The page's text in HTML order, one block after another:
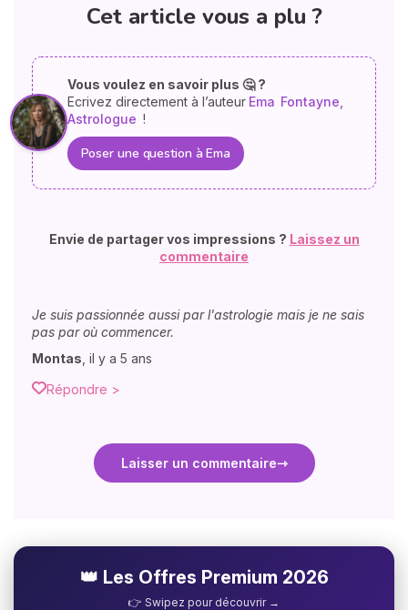
Cet article vous a plu ?
Vous voulez en savoir plus 🤔 ?
Ecrivez directement à l’auteur Ema Fontayne,
Astrologue !
Poser une question à Ema
Envie de partager vos impressions ? Laissez un
commentaire
Je suis passionnée aussi par l'astrologie mais je ne sais
pas par où commencer.
Montas il y a 5 ans
Répondre >
Laisser un commentaire
👑 Les Offres Premium 2026
👉 Swipez pour découvrir →